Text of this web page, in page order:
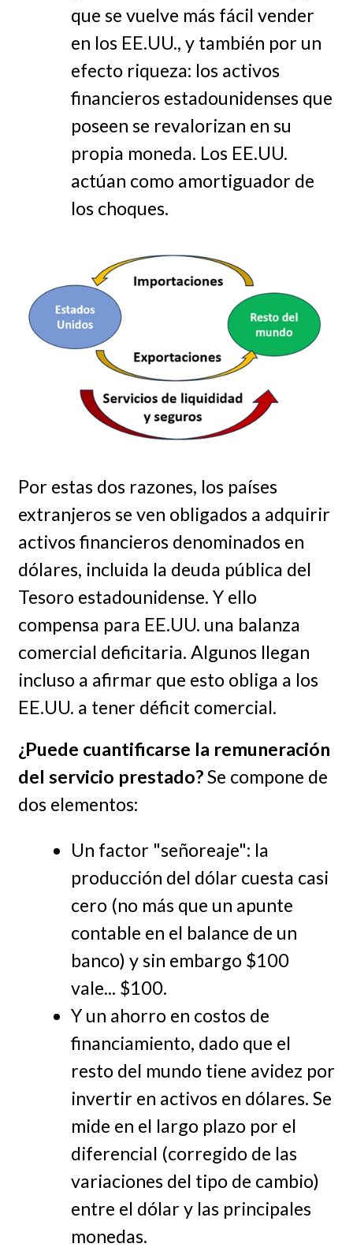
que se vuelve más fácil vender
en los EE.UU., y también por un
efecto riqueza: los activos
financieros estadounidenses que
poseen se revalorizan en su
propia moneda. Los EE.UU.
actúan como amortiguador de
los choques.
Por estas dos razones, los países
extranjeros se ven obligados a adquirir
activos financieros denominados en
dólares, incluida la deuda pública del
Tesoro estadounidense. Y ello
compensa para EE.UU. una balanza
comercial deficitaria. Algunos llegan
incluso a afirmar que esto obliga a los
EE.UU. a tener déficit comercial.
¿Puede cuantificarse la remuneración
del servicio prestado?Se compone de
dos elementos:
Un factor "señoreaje": la
producción del dólar cuesta casi
cero (no más que un apunte
contable en el balance de un
banco) y sin embargo $100
vale... $100.
Y un ahorro en costos de
financiamiento, dado que el
resto del mundo tiene avidez por
invertir en activos en dólares. Se
mide en el largo plazo por el
diferencial (corregido de las
variaciones del tipo de cambio)
entre el dólar y las principales
monedas.